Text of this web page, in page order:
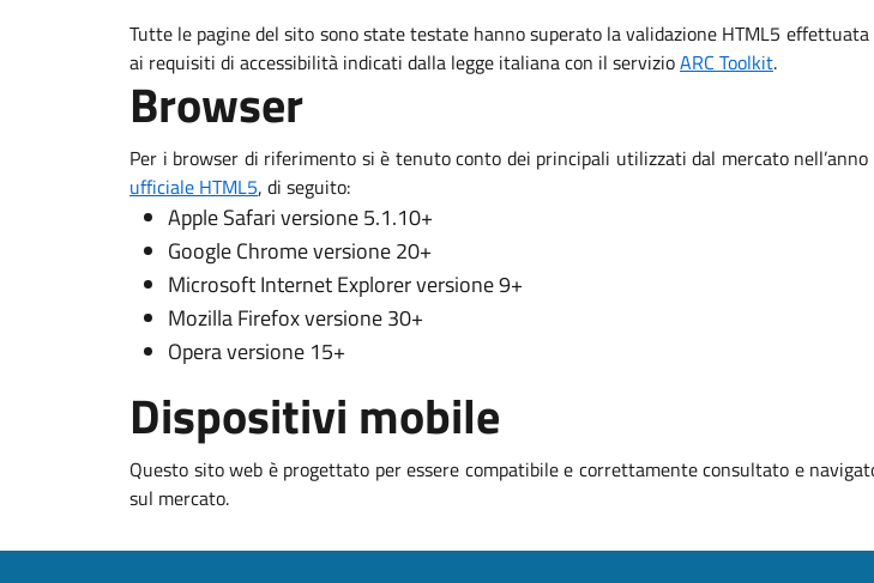
Tutte le pagine del sito sono state testate hanno superato la validazione HTML5 effettuata
ai requisiti di accessibilità indicati dalla legge italiana con il servizioARC Toolkit.
Browser
Per i browser di riferimento si è tenuto conto dei principali utilizzati dal mercato
ufficiale HTML5, di seguito:
Apple Safari versione 5.1.10+
Google Chrome versione 20+
Microsoft Internet Explorer versione 9+
Mozilla Firefox versione 30+
Opera versione 15+
Dispositivi mobile
Questo sito web è progettato per essere compatibile e correttamente consultato e
sul mercato.